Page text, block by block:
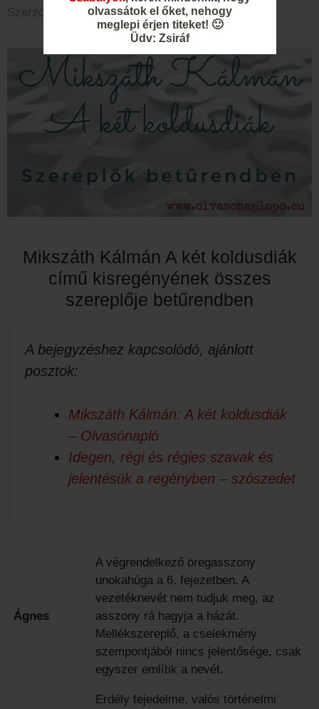
olvassátok el őket, nehogy
meglepi érjen titeket! 🙂
Üdv: Zsiráf
Szerző:
Mikszáth Kálmán A két koldusdiák
című kisregényének összes
szereplője betűrendben
A bejegyzéshez kapcsolódó, ajánlott
posztok:
Mikszáth Kálmán: A két koldusdiák
– Olvasónapló
Idegen, régi és régies szavak és
jelentésük a regényben – szószedet
Ágnes
A végrendelkező öregasszony
unokahúga a 6. fejezetben. A
vezetéknevét nem tudjuk meg, az
asszony rá hagyja a házát.
Mellékszereplő, a cselekmény
szempontjából nincs jelentősége, csak
egyszer említik a nevét.
Erdély fejedelme, valós történelmi